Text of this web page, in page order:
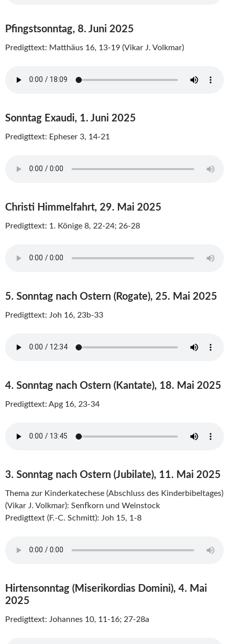
Pfingstsonntag, 8. Juni 2025
Predigttext: Matthäus 16, 13-19 (Vikar J. Volkmar)
Sonntag Exaudi, 1. Juni 2025
Predigttext: Epheser 3, 14-21
Christi Himmelfahrt, 29. Mai 2025
Predigttext: 1. Könige 8, 22-24; 26-28
5. Sonntag nach Ostern (Rogate), 25. Mai 2025
Predigttext: Joh 16, 23b-33
4. Sonntag nach Ostern (Kantate), 18. Mai 2025
Predigttext: Apg 16, 23-34
3. Sonntag nach Ostern (Jubilate), 11. Mai 2025
Thema zur Kinderkatechese (Abschluss des Kinderbibeltages)
(Vikar J. Volkmar): Senfkorn und Weinstock
Predigttext (F.-C. Schmitt): Joh 15, 1-8
Hirtensonntag (Miserikordias Domini), 4. Mai
2025
Predigttext: Johannes 10, 11-16; 27-28a